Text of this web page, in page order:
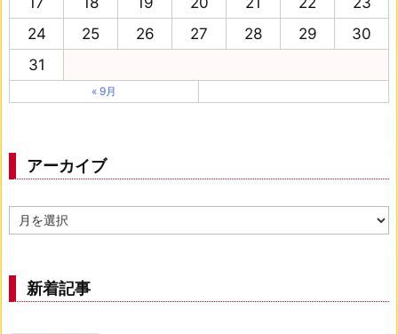
24
25 26 27 28 29
30
31
« 9月
アーカイブ
ー
ブ
新着記事